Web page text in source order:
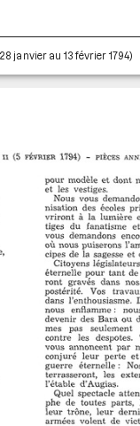
janvier au 13 février 1794)